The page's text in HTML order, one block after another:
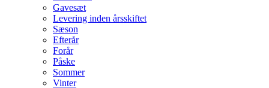
Gavesæt
Levering inden årsskiftet
Sæson
Efterår
Forår
Påske
Sommer
Vinter